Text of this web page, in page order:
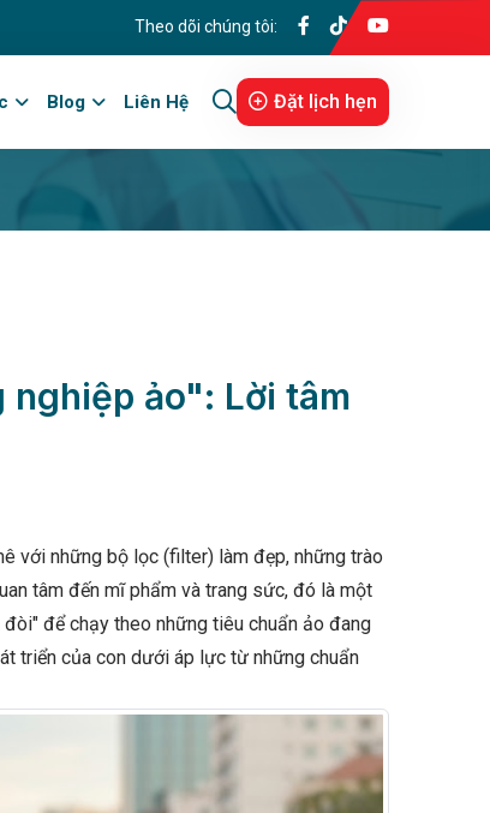
Theo dõi chúng tôi:
Blog Liên Hệ Đặt lịch hẹn
ảo": Lời tâm
với những bộ lọc (filter) làm đẹp, những trào
tâm đến mĩ phẩm và trang sức, đó là một
để chạy theo những tiêu chuẩn ảo đang
triển của con dưới áp lực từ những chuẩn